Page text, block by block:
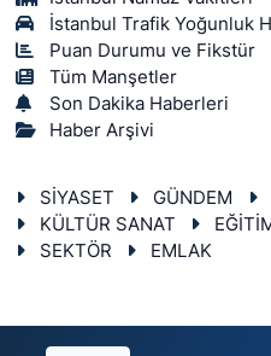
İstanbul Trafik Yoğunluk
Puan Durumu ve Fikstür
Tüm Manşetler
Son Dakika Haberleri
Haber Arşivi
SİYASET GÜNDEM
KÜLTÜR SANAT
SEKTÖR
EMLAK